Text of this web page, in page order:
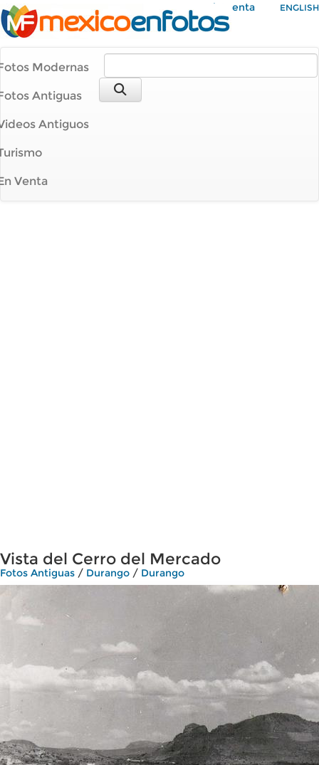
Mi Cuenta ENGLISH
Modernas
Antiguas
Antiguos
Venta
Vista del Cerro del Mercado
Fotos Antiguas / Durango / Durango